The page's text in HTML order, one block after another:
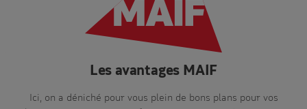
Les avantages MAIF
Ici, on a déniché pour vous plein de bons plans pour vos